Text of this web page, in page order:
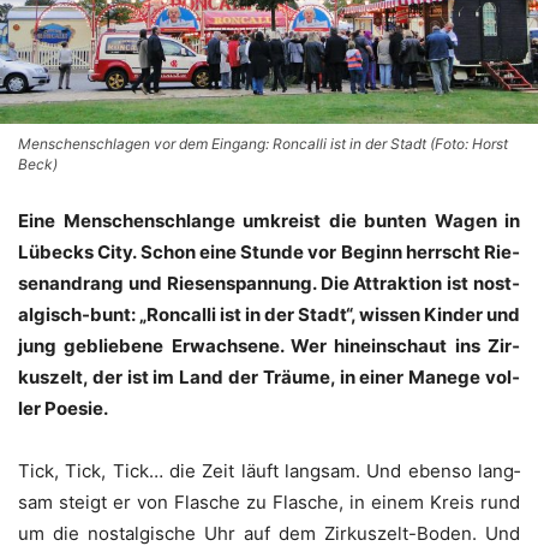
Menschenschlagen vor dem Eingang: Roncalli ist in der Stadt (Foto: Horst
Beck)
Eine Men­schen­schlan­ge umkreist die bun­ten Wagen in
Lübecks City. Schon eine Stun­de vor Beginn herrscht Rie­
sen­an­drang und Rie­sen­span­nung. Die Attrak­ti­on ist nost­
al­gisch-bunt: „Ron­cal­li ist in der Stadt“, wis­sen Kin­der und
jung geblie­be­ne Erwach­se­ne. Wer hin­ein­schaut ins Zir­
kus­zelt, der ist im Land der Träu­me, in einer Mane­ge vol­
ler Poesie.
Tick, Tick, Tick… die Zeit läuft lang­sam. Und eben­so lang­
sam steigt er von Fla­sche zu Fla­sche, in einem Kreis rund
um die nost­al­gi­sche Uhr auf dem Zir­kus­zelt-Boden. Und